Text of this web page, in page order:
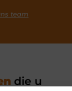
team
die u